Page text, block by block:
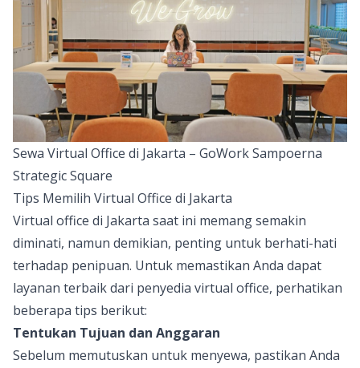
Sewa Virtual Office di Jakarta – GoWork Sampoerna
Strategic Square
Tips Memilih Virtual Office di Jakarta
Virtual office di Jakarta saat ini memang semakin
diminati, namun demikian, penting untuk berhati-hati
terhadap penipuan. Untuk memastikan Anda dapat
layanan terbaik dari penyedia virtual office, perhatikan
beberapa tips berikut:
Tentukan Tujuan dan Anggaran
Sebelum memutuskan untuk menyewa, pastikan Anda